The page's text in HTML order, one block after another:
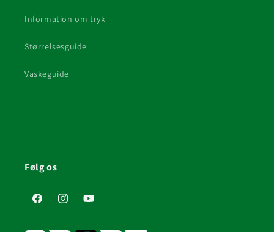
Information om tryk
Størrelsesguide
Vaskeguide
Følg os
FacebookInstagramYouTube